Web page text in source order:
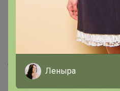
Написать в поддержку
Защита покупателя
О нас
Леныра